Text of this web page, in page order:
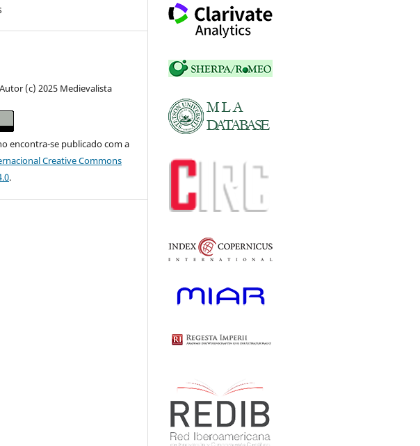
(c) 2025 Medievalista
encontra-se publicado com a
Creative Commons
.